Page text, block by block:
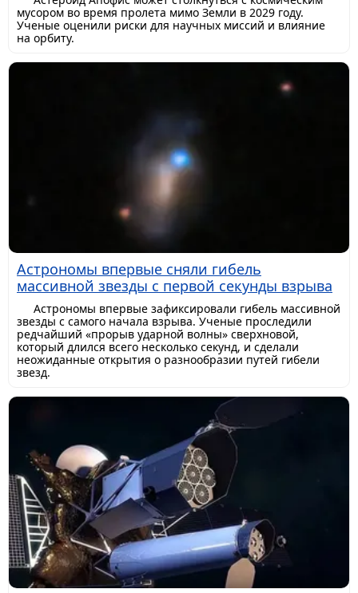
мусором во время пролета мимо Земли в 2029 году.
Ученые оценили риски для научных миссий и влияние
на орбиту.
Астрономы впервые сняли гибель
массивной звезды с первой секунды взрыва
Астрономы впервые зафиксировали гибель массивной
звезды с самого начала взрыва. Ученые проследили
редчайший «прорыв ударной волны» сверхновой,
который длился всего несколько секунд, и сделали
неожиданные открытия о разнообразии путей гибели
звезд.